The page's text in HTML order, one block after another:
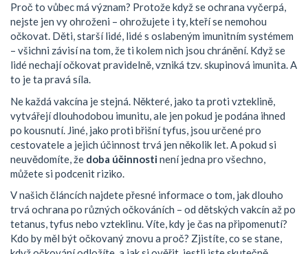
Proč to vůbec má význam? Protože když se ochrana vyčerpá,
nejste jen vy ohroženi – ohrožujete i ty, kteří se nemohou
očkovat. Děti, starší lidé, lidé s oslabeným imunitním systémem
– všichni závisí na tom, že ti kolem nich jsou chránění. Když se
lidé nechají očkovat pravidelně, vzniká tzv. skupinová imunita. A
to je ta pravá síla.
Ne každá vakcína je stejná. Některé, jako ta proti vzteklině,
vytvářejí dlouhodobou imunitu, ale jen pokud je podána ihned
po kousnutí. Jiné, jako proti břišní tyfus, jsou určené pro
cestovatele a jejich účinnost trvá jen několik let. A pokud si
neuvědomíte, že doba účinnostinení jedna pro všechno,
můžete si podcenit riziko.
V našich článcích najdete přesné informace o tom, jak dlouho
trvá ochrana po různých očkováních – od dětských vakcín až po
tetanus, tyfus nebo vzteklinu. Víte, kdy je čas na připomenutí?
Kdo by měl být očkovaný znovu a proč? Zjistíte, co se stane,